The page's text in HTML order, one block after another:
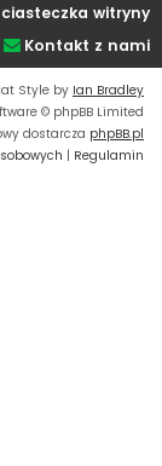
witryny
Kontakt z nami
Style by Ian Bradley
© phpBB Limited
dostarcza phpBB.pl
| Regulamin